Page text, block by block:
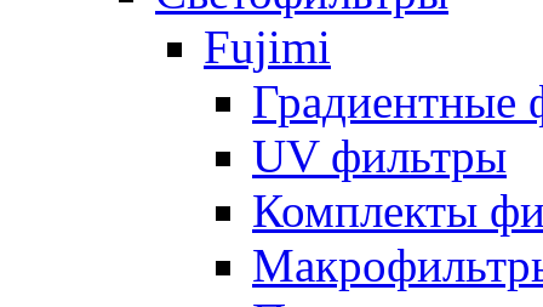
Fujimi
Градиентные
UV фильтры
Комплекты